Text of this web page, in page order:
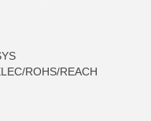
ROHS/REACH